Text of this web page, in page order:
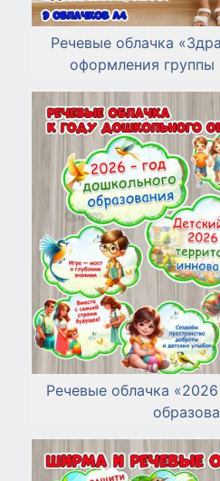
Речевые облачка
оформления группы
Речевые облачка